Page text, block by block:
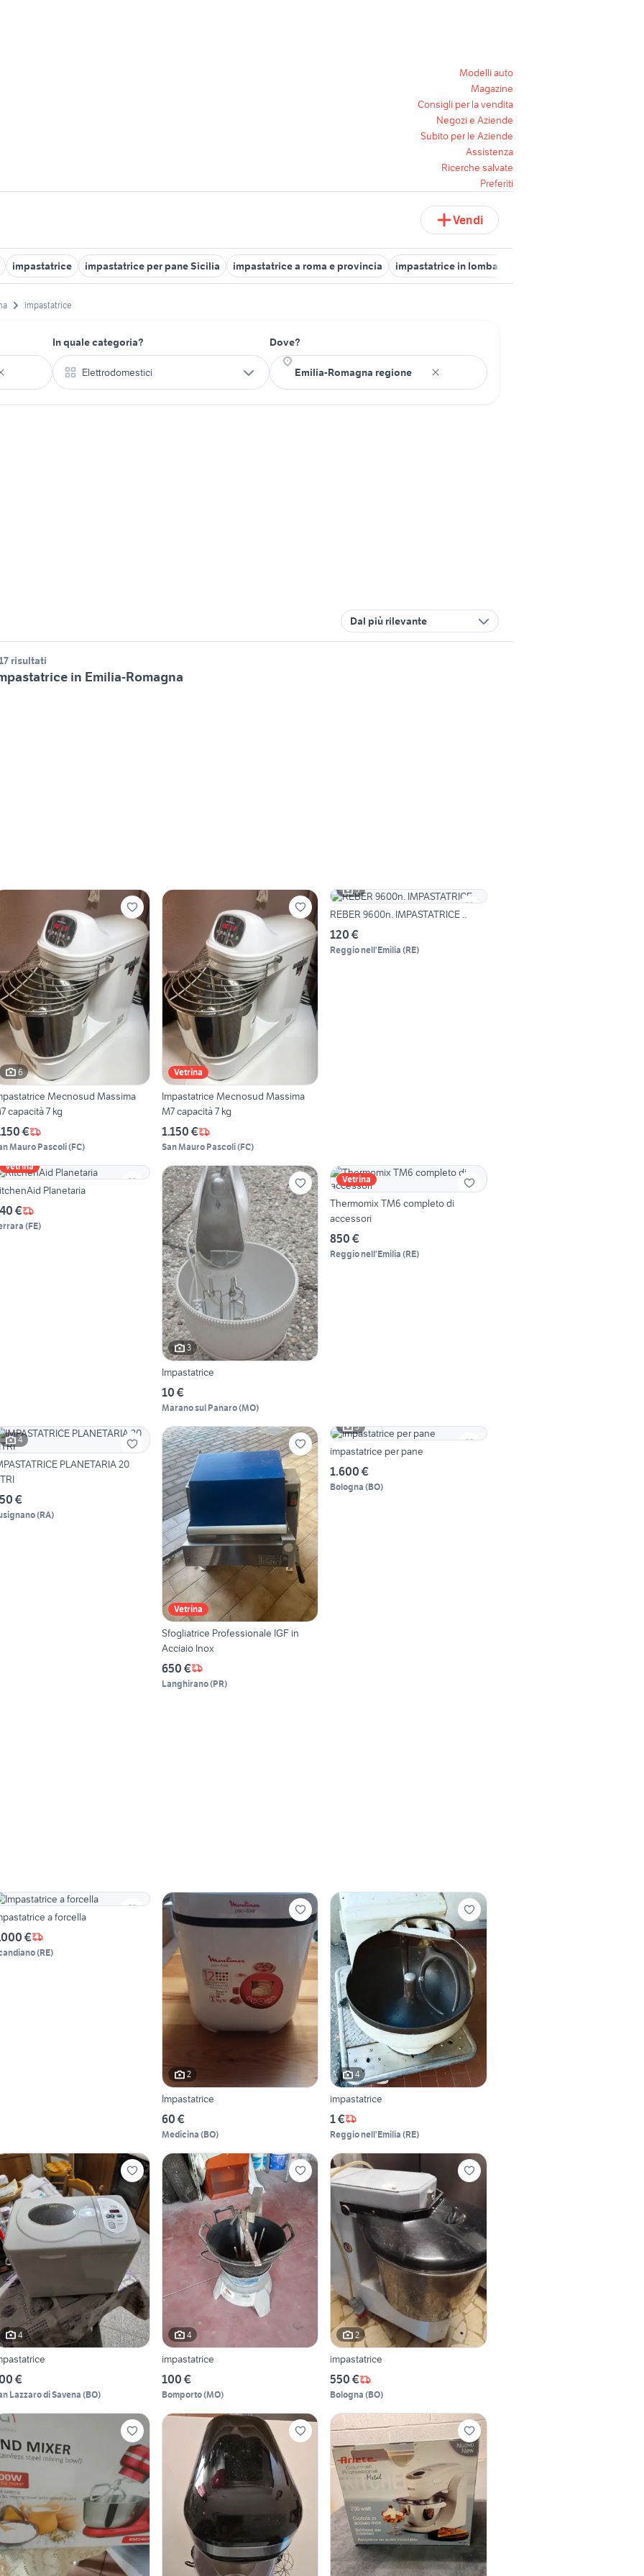
Modelli auto
Magazine
Consigli per la vendita
Negozi e Aziende
Subito per le Aziende
Assistenza
Ricerche salvate
Preferiti
Vendi
impastatrice impastatrice per pane Sicilia impastatrice a roma e provincia impastatrice in lombardia
impastatrice
In quale categoria?
Elettrodomestici
Dove?
Dal più rilevante
risultati
in Emilia-Romagna
6
Mecnosud Massima
capacità 7 kg
€
Mauro Pascoli(FC)
Vetrina
Impastatrice Mecnosud Massima
M7 capacità 7 kg
1.150 €
San Mauro Pascoli(FC)
5
REBER 9600n. IMPASTATRICE ..
120 €
Reggio nell'Emilia (RE)
Vetrina
Planetaria
€
(FE)
3
Impastatrice
10 €
Marano sul Panaro(MO)
Vetrina
Thermomix TM6 completo di
accessori
850 €
Reggio nell'Emilia (RE)
4
PLANETARIA 20
€
(RA)
Vetrina
Sfogliatrice Professionale IGF in
Acciaio Inox
650 €
Langhirano(PR)
3
impastatrice per pane
1.600 €
Bologna (BO)
a forcella
€
(RE)
2
Impastatrice
60 €
Medicina (BO)
4
impastatrice
1 €
Reggio nell'Emilia (RE)
4
€
Lazzaro di Savena (BO)
4
impastatrice
100 €
Bomporto(MO)
2
impastatrice
550 €
Bologna (BO)